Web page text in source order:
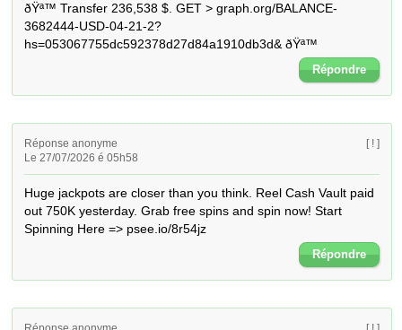
ðŸª™ Transfer 236,538 $. GET > graph.org/BALANCE-
3682444-USD-04-21-2?
hs=053067755dc592378d27d84a1910db3d& ðŸª™
Répondre
Réponse anonyme
Le 27/07/2026 é 05h58
[ ! ]
Huge jackpots are closer than you think. Reel Cash Vault paid
out 750K yesterday. Grab free spins and spin now! Start
Spinning Here => psee.io/8r54jz
Répondre